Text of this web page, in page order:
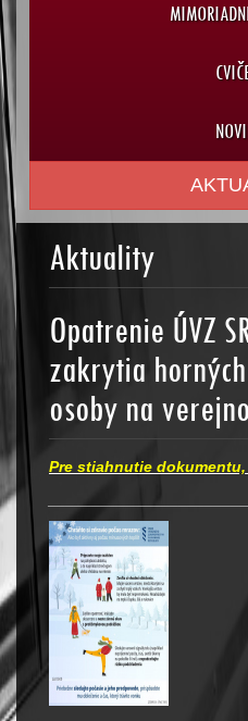
Aktuality
Opatrenie ÚVZ
zakrytia
osoby na
Pre stiahnutie